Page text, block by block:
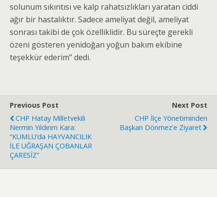
solunum sıkıntısı ve kalp rahatsızlıkları yaratan ciddi
ağır bir hastalıktır. Sadece ameliyat değil, ameliyat
sonrası takibi de çok özelliklidir. Bu süreçte gerekli
özeni gösteren yenidoğan yoğun bakım ekibine
teşekkür ederim” dedi.
Previous Post
CHP Hatay Milletvekili
Nermin Yıldırım Kara:
“KUMLU’da HAYVANCILIK
İLE UĞRAŞAN ÇOBANLAR
ÇARESİZ”
Next Post
CHP İlçe Yönetiminden
Başkan Dönmez'e Ziyaret